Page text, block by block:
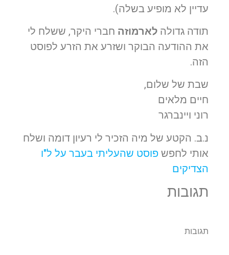
עדיין לא מופיע בשלה).
תודה גדולה לארמוזה חברי היקר, ששלח לי
את ההודעה הבוקר ושזרע את הזרע לפוסט
הזה.
שבת של שלום,
חיים מלאים
רוני ויינברגר
נ.ב. הקטע של מיה הזכיר לי רעיון דומה ושלח
אותי לחפש פוסט שהעליתי בעבר על ל"ו
הצדיקים
תגובות
תגובות